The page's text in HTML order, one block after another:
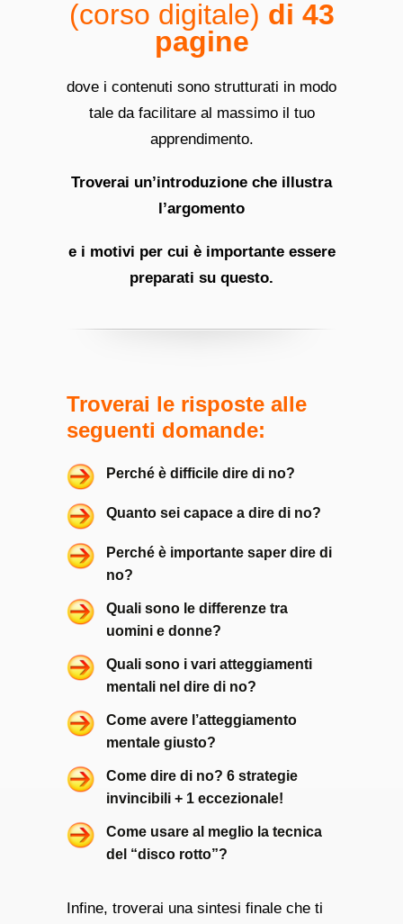
(corso digitale) di 43
pagine
dove i contenuti sono strutturati in modo
tale da facilitare al massimo il tuo
apprendimento.
Troverai un’introduzione che illustra
l’argomento
e i motivi per cui è importante essere
preparati su questo.
Troverai le risposte alle
seguenti domande:
Perché è difficile dire di no?
Quanto sei capace a dire di no?
Perché è importante saper dire di
no?
Quali sono le differenze tra
uomini e donne?
Quali sono i vari atteggiamenti
mentali nel dire di no?
Come avere l’atteggiamento
mentale giusto?
Come dire di no? 6 strategie
invincibili + 1 eccezionale!
Come usare al meglio la tecnica
del “disco rotto”?
Infine, troverai una sintesi finale che ti